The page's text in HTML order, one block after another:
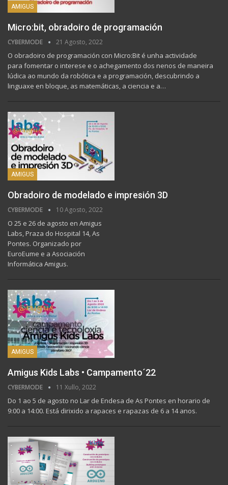
AMIGUS
Micro:bit, obradoiro de programación
CYBERMODE 21 Agosto, 2022
O obradoiro de programación con Micro:Bit é unha actividade
para fomentar o interese e o achegamento dos nenos de maneira
lúdica ao mundo da robótica e a programación, descubrindo a
linguaxe en bloque, as matemáticas, a ciencia e a…
AMIGUS
Obradoiro de modelado e impresión 3D
CYBERMODE 10 Agosto, 2022
O 25 e 26 de agosto en Amigus
Labs, Praza do Hospital 14, As
Pontes. Organizado por
EuroEume e a Asociación
Informática Amigus.
AMIGUS
Amigus Kids Labs • Campamento´22
CYBERMODE 11 Xullo, 2022
Do 1 ao 5 de agosto no Lar de Endesa de As Pontes en horario de
9:00 a 14:00. Está dirixido a rapaces e rapazas de 6 a 14 anos.